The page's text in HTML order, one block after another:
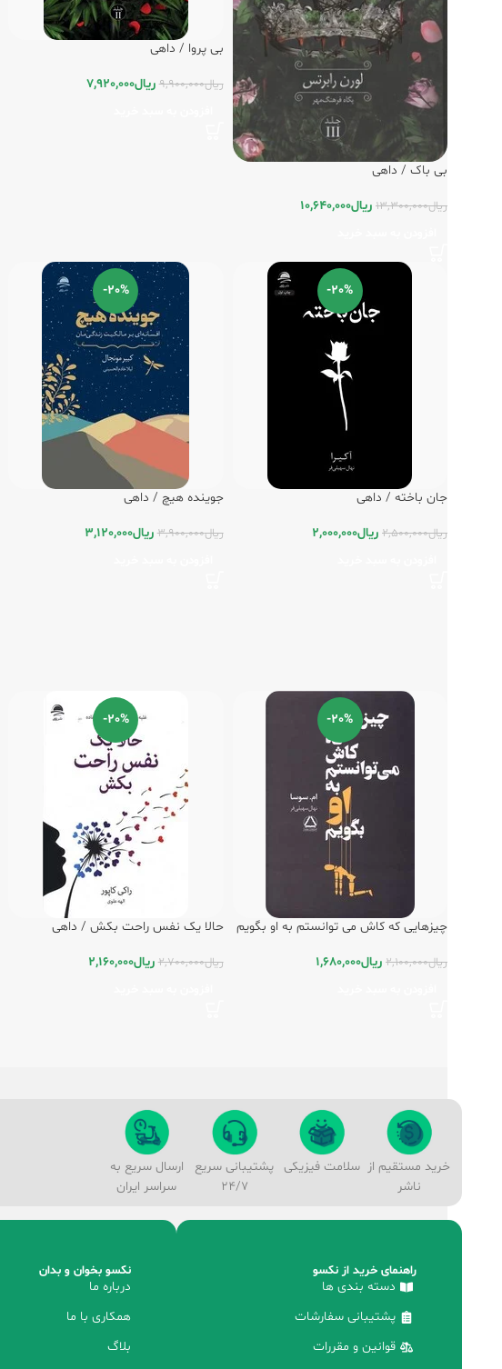
بی باک / داهی
ریال13,300,000 ریال10,640,000
بی پروا / داهی
ریال9,900,000 ریال7,920,000
-20%
جان باخته / داهی
ریال2,500,000 ریال2,000,000
-20%
جوینده هیچ / داهی
ریال3,900,000 ریال3,120,000
-20%
چیزهایی که کاش می توانستم به او بگویم
ریال2,100,000 ریال1,680,000
-20%
حالا یک نفس راحت بکش / داهی
ریال2,700,000 ریال2,160,000
خرید مستقیم از
ناشر
سلامت فیزیکی
پشتیبانی سریع
24/7
ارسال سریع به
سراسر ایران
راهنمای خرید از نکسو
دسته بندی ها
پشتیبانی سفارشات
قوانین و مقررات
نکسو بخوان و بدان
درباره ما
همکاری با ما
بلاگ